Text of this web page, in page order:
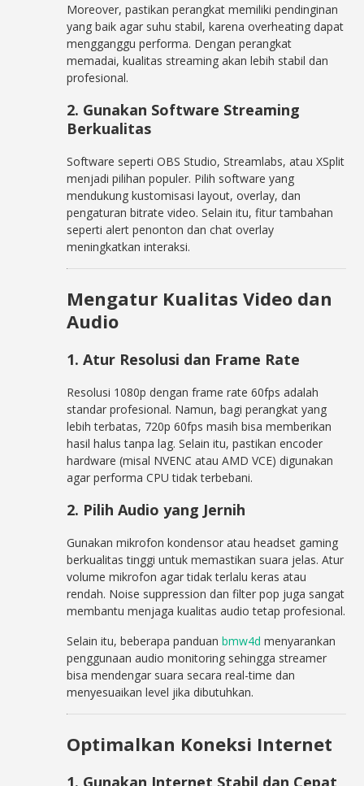
Moreover, pastikan perangkat memiliki pendinginan
yang baik agar suhu stabil, karena overheating dapat
mengganggu performa. Dengan perangkat
memadai, kualitas streaming akan lebih stabil dan
profesional.
2. Gunakan Software Streaming
Berkualitas
Software seperti OBS Studio, Streamlabs, atau XSplit
menjadi pilihan populer. Pilih software yang
mendukung kustomisasi layout, overlay, dan
pengaturan bitrate video. Selain itu, fitur tambahan
seperti alert penonton dan chat overlay
meningkatkan interaksi.
Mengatur Kualitas Video dan
Audio
1. Atur Resolusi dan Frame Rate
Resolusi 1080p dengan frame rate 60fps adalah
standar profesional. Namun, bagi perangkat yang
lebih terbatas, 720p 60fps masih bisa memberikan
hasil halus tanpa lag. Selain itu, pastikan encoder
hardware (misal NVENC atau AMD VCE) digunakan
agar performa CPU tidak terbebani.
2. Pilih Audio yang Jernih
Gunakan mikrofon kondensor atau headset gaming
berkualitas tinggi untuk memastikan suara jelas. Atur
volume mikrofon agar tidak terlalu keras atau
rendah. Noise suppression dan filter pop juga sangat
membantu menjaga kualitas audio tetap profesional.
Selain itu, beberapa panduanbmw4d menyarankan
penggunaan audio monitoring sehingga streamer
bisa mendengar suara secara real-time dan
menyesuaikan level jika dibutuhkan.
Optimalkan Koneksi Internet
1. Gunakan Internet Stabil dan Cepat